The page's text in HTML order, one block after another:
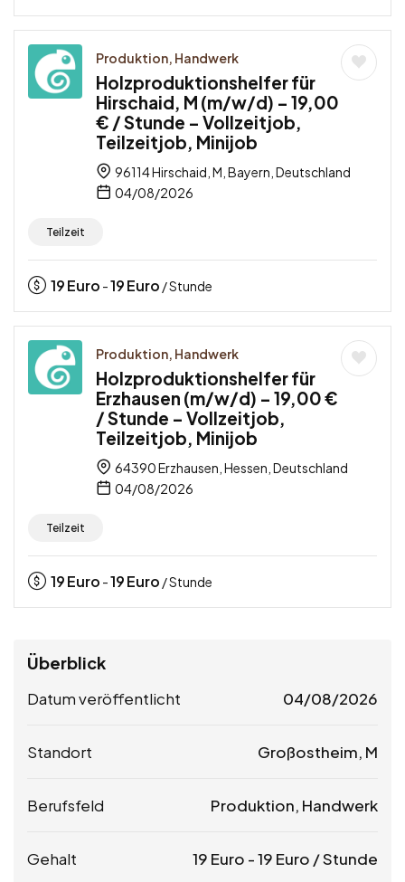
Produktion, Handwerk
Holzproduktionshelfer für
Hirschaid, M (m/w/d) – 19,00
€ / Stunde – Vollzeitjob,
Teilzeitjob, Minijob
96114 Hirschaid, M, Bayern, Deutschland
04/08/2026
Teilzeit
19Euro -19Euro / Stunde
Produktion, Handwerk
Holzproduktionshelfer für
Erzhausen (m/w/d) – 19,00 €
/ Stunde – Vollzeitjob,
Teilzeitjob, Minijob
64390 Erzhausen, Hessen, Deutschland
04/08/2026
Teilzeit
19Euro -19Euro / Stunde
Überblick
Datum veröffentlicht 04/08/2026
Standort Großostheim, M
Berufsfeld Produktion, Handwerk
Gehalt 19 Euro -19 Euro / Stunde